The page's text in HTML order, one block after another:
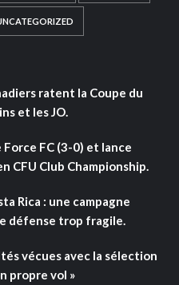
ratent la Coupe du
et les JO.
FC (3-0) et lance
CFU Club Championship.
Rica : une campagne
défense trop fragile.
vécues avec la sélection
propre vol »